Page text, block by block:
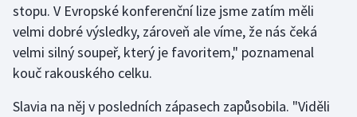
Short track
Sportovní střelba
Stolní tenis
stopu. V Evropské konferenční lize jsme zatím měli
velmi dobré výsledky, zároveň ale víme, že nás čeká
velmi silný soupeř, který je favoritem," poznamenal
kouč rakouského celku.
Slavia na něj v posledních zápasech zapůsobila. "Viděli